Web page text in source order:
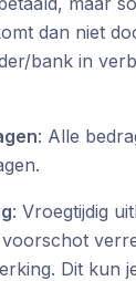
dan niet
bank in
: Alle
: Vroegtijdig
Dit kun